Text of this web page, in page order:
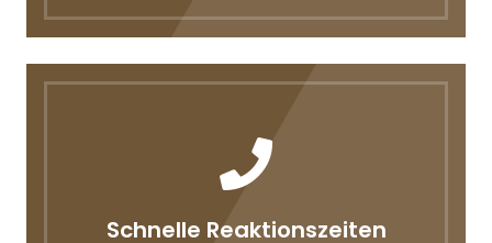
Schnelle Reaktionszeiten